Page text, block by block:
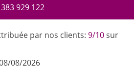
383 929 122
par nos clients: 9/10sur
08/2026